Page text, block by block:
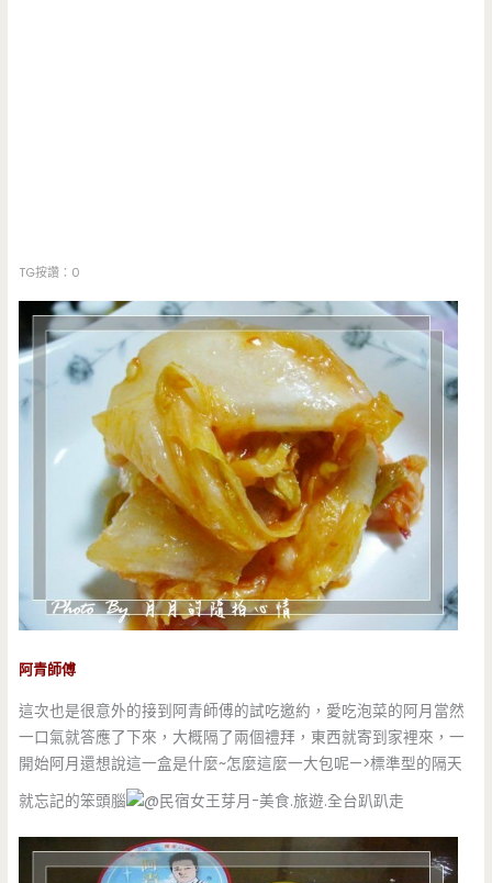
TG按讚：0
阿青師傅
這次也是很意外的接到阿青師傅的試吃邀約，愛吃泡菜的阿月當然
一口氣就答應了下來，大概隔了兩個禮拜，東西就寄到家裡來，一
開始阿月還想說這一盒是什麼~怎麼這麼一大包呢—>標準型的隔天
就忘記的笨頭腦